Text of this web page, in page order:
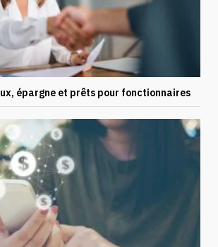
épargne et prêts pour fonctionnaires